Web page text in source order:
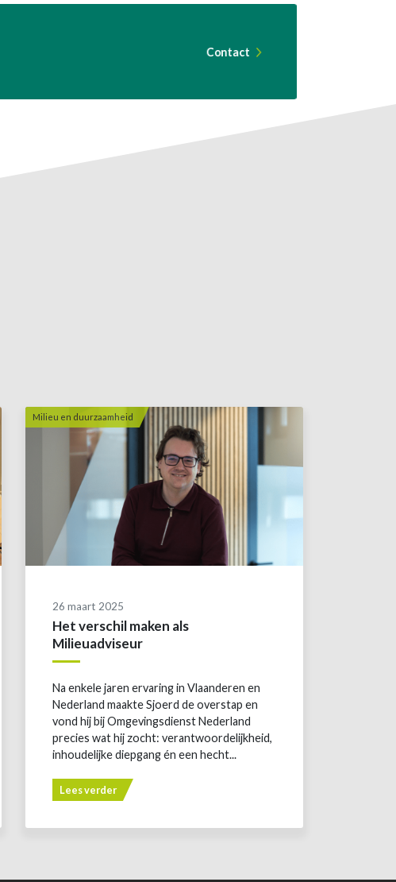
Contact
Milieu en duurzaamheid
26 maart 2025
Het verschil maken als
Milieuadviseur
Na enkele jaren ervaring in Vlaanderen en
Nederland maakte Sjoerd de overstap en
vond hij bij Omgevingsdienst Nederland
precies wat hij zocht: verantwoordelijkheid,
inhoudelijke diepgang én een hecht...
Lees verder